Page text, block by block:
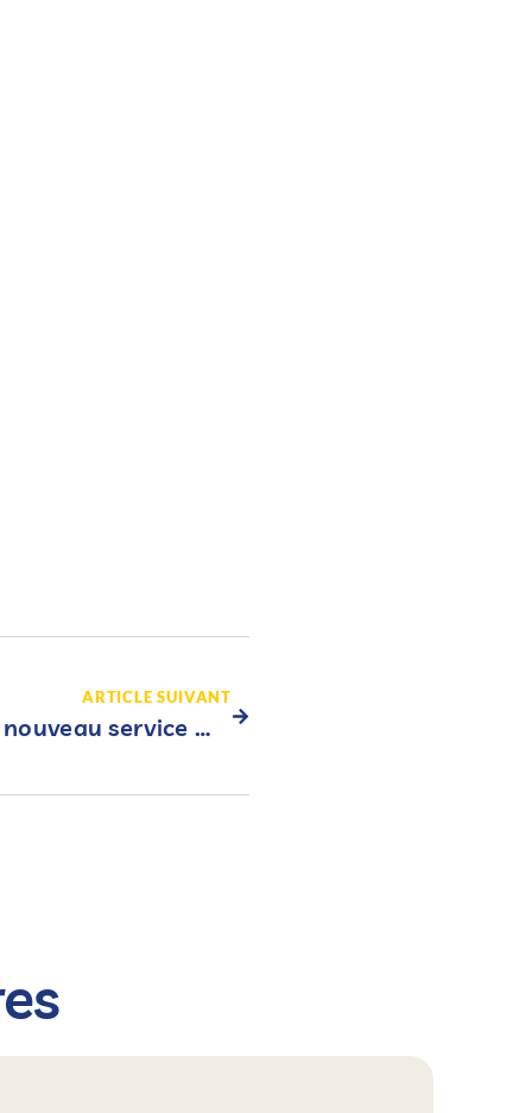
ARTICLE SUIVANT
Mon RDV Juridique, un nouveau service MAE